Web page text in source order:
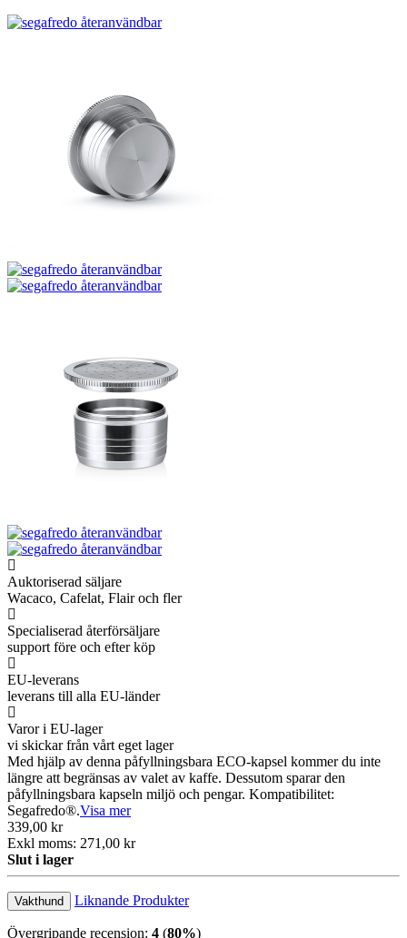
Auktoriserad säljare
Wacaco, Cafelat, Flair och fler
Specialiserad återförsäljare
support före och efter köp
EU-leverans
leverans till alla EU-länder
Varor i EU-lager
vi skickar från vårt eget lager
Med hjälp av denna påfyllningsbara ECO-kapsel kommer du inte
längre att begränsas av valet av kaffe. Dessutom sparar den
påfyllningsbara kapseln miljö och pengar. Kompatibilitet:
Segafredo®.Visa mer
339,00 kr
Exkl moms: 271,00 kr
Slut i lager
Vakthund Liknande Produkter
Övergripande recension: 4 (80%)